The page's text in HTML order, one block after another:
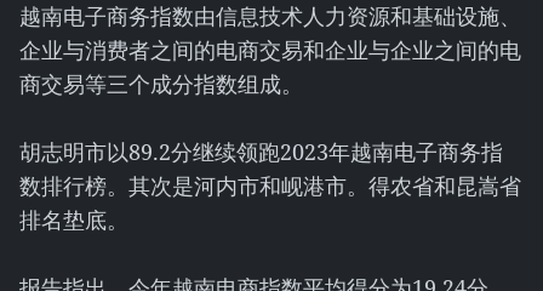
越南电子商务指数由信息技术人力资源和基础设施、
企业与消费者之间的电商交易和企业与企业之间的电
商交易等三个成分指数组成。
胡志明市以89.2分继续领跑2023年越南电子商务指
数排行榜。其次是河内市和岘港市。得农省和昆嵩省
排名垫底。